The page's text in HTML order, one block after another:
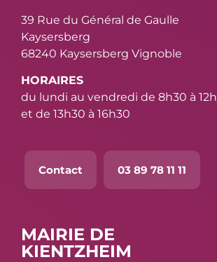
39 Rue du Général de Gaulle
Kaysersberg
68240 Kaysersberg Vignoble
HORAIRES
du lundi au vendredi de 8h30 à 12h
et de 13h30 à 16h30
Contact 03 89 78 11 11
MAIRIE DE
KIENTZHEIM